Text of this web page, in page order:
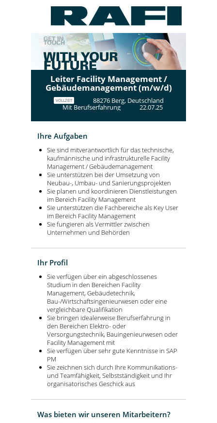
Leiter Facility Management /
Gebäudemanagement (m/w/d)
VOLLZEIT 88276 Berg, Deutschland
Mit Berufserfahrung 22.07.25
Ihre Aufgaben
Sie sind mitverantwortlich für das technische,
kaufmännische und infrastrukturelle Facility
Management / Gebäudemanagement
Sie unterstützen bei der Umsetzung von
Neubau-, Umbau- und Sanierungsprojekten
Sie planen und koordinieren Dienstleistungen
im Bereich Facility Management
Sie unterstützen die Fachbereiche als Key User
im Bereich Facility Management
Sie fungieren als Vermittler zwischen
Unternehmen und Behörden
Ihr Profil
Sie verfügen über ein abgeschlossenes
Studium in den Bereichen Facility
Management, Gebäudetechnik,
Bau-/Wirtschaftsingenieurwesen oder eine
vergleichbare Qualifikation
Sie bringen idealerweise Berufserfahrung in
den Bereichen Elektro- oder
Versorgungstechnik, Bauingenieurwesen oder
Facility Management mit
Sie verfügen über sehr gute Kenntnisse in SAP
PM
Sie zeichnen sich durch Ihre Kommunikations-
und Teamfähigkeit, Selbstständigkeit und Ihr
organisatorisches Geschick aus
Was bieten wir unseren Mitarbeitern?